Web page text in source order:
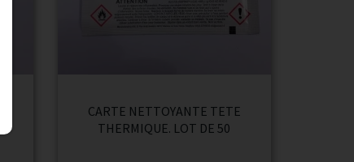
CARTE NETTOYANTE TETE
THERMIQUE. LOT DE 50